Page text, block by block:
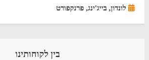
לונדון, בייג'ינג, פרנקפורט
בין לקוחותינו